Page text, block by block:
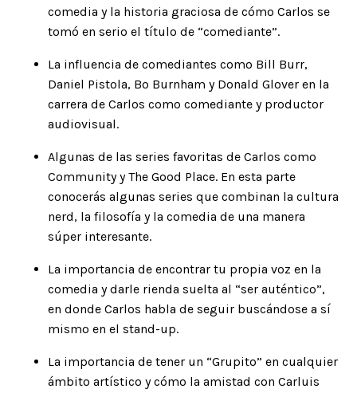
comedia y la historia graciosa de cómo Carlos se
tomó en serio el título de “comediante”.
La influencia de comediantes como Bill Burr,
Daniel Pistola, Bo Burnham y Donald Glover en la
carrera de Carlos como comediante y productor
audiovisual.
Algunas de las series favoritas de Carlos como
CommunityyThe Good Place. En esta parte
conocerás algunas series que combinan la cultura
nerd, la filosofía y la comedia de una manera
súper interesante.
La importancia de encontrar tu propia voz en la
comedia y darle rienda suelta al “ser auténtico”,
en donde Carlos habla de seguir buscándose a sí
mismo en el stand-up.
La importancia de tener un “Grupito” en cualquier
ámbito artístico y cómo la amistad con Carluis